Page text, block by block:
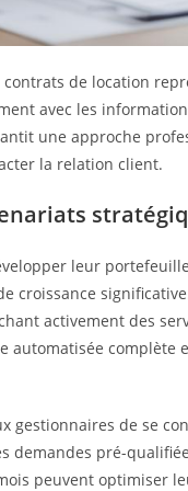
de location
avec les
une approche
la relation client.
leur
croissance
activement des
automatisée complète
gestionnaires de se
demandes pré-
peuvent optimiser